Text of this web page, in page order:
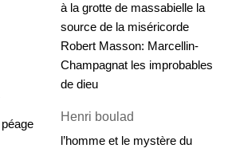
à la grotte de massabielle la
source de la miséricorde
Robert Masson: Marcellin-
Champagnat les improbables
de dieu
Henri boulad
l’homme et le mystère du